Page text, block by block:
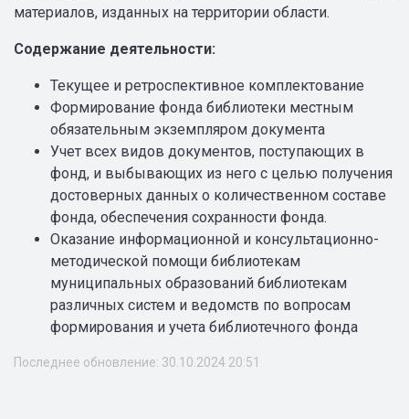
материалов, изданных на территории области.
Содержание деятельности:
Текущее и ретроспективное комплектование
Формирование фонда библиотеки местным
обязательным экземпляром документа
Учет всех видов документов, поступающих в
фонд, и выбывающих из него с целью получения
достоверных данных о количественном составе
фонда, обеспечения сохранности фонда.
Оказание информационной и консультационно-
методической помощи библиотекам
муниципальных образований библиотекам
различных систем и ведомств по вопросам
формирования и учета библиотечного фонда
Последнее обновление: 30.10.2024 20:51